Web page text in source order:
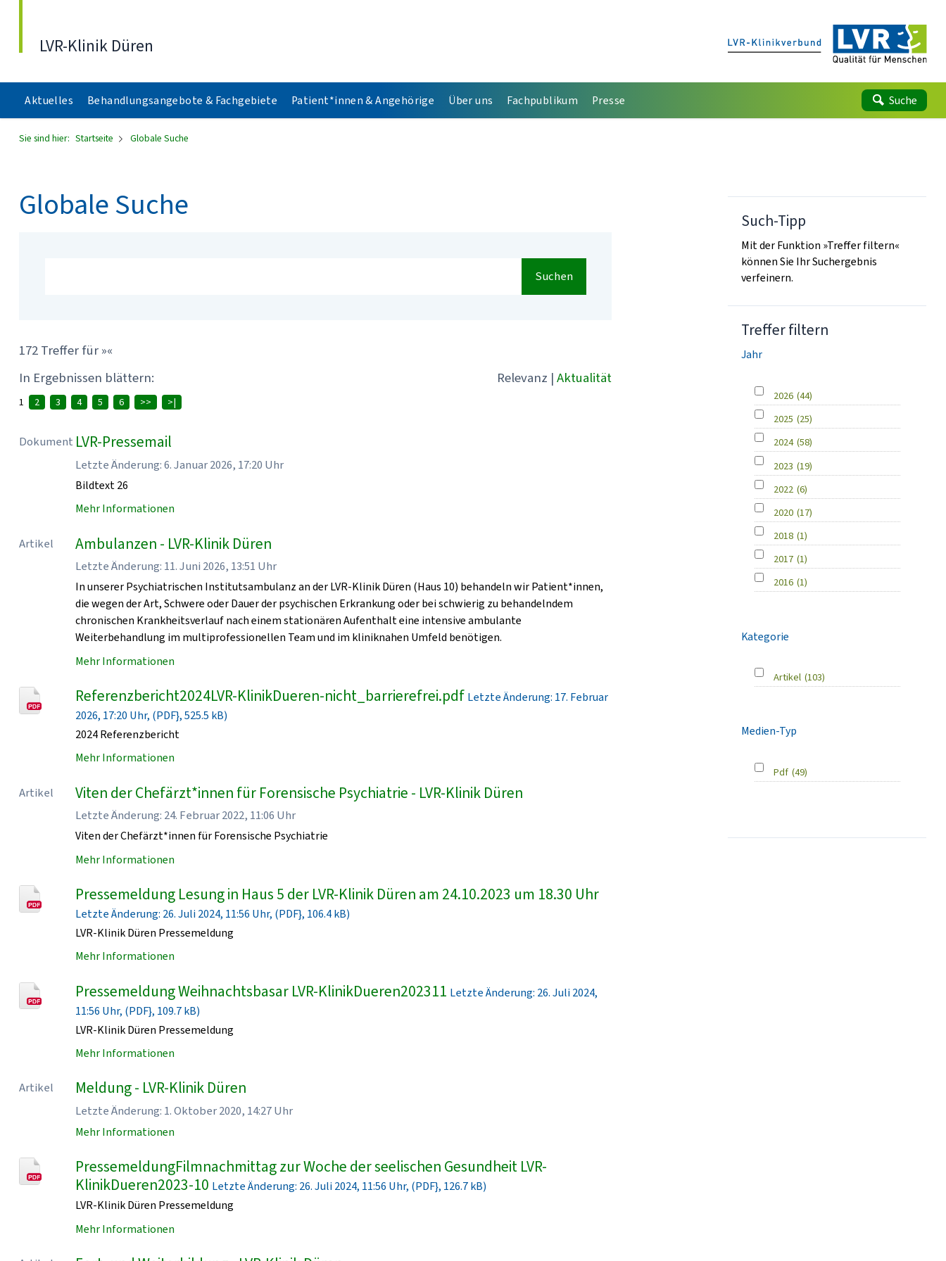
LVR-Klinik Düren
Aktuelles Behandlungsangebote & Fachgebiete Patient*innen & Angehörige Über uns Fachpublikum Presse Suche
Sie sind hier: Startseite Globale Suche
Globale Suche
Suchen
172 Treffer für »«
In Ergebnissen blättern:
Relevanz | Aktualität
1 2 3 4 5 6 >> >|
Dokument LVR-Pressemail
Letzte Änderung: 6. Januar 2026, 17:20 Uhr
Bildtext 26
Mehr Informationen
Artikel Ambulanzen - LVR-Klinik Düren
Letzte Änderung: 11. Juni 2026, 13:51 Uhr
In unserer Psychiatrischen Institutsambulanz an der LVR-Klinik Düren (Haus 10) behandeln wir Patient*innen,
die wegen der Art, Schwere oder Dauer der psychischen Erkrankung oder bei schwierig zu behandelndem
chronischen Krankheitsverlauf nach einem stationären Aufenthalt eine intensive ambulante
Weiterbehandlung im multiprofessionellen Team und im kliniknahen Umfeld benötigen.
Mehr Informationen
Referenzbericht2024LVR-KlinikDueren-nicht_barrierefrei.pdf Letzte Änderung: 17. Februar
2026, 17:20 Uhr, (PDF}, 525.5 kB)
2024 Referenzbericht
Mehr Informationen
Artikel Viten der Chefärzt*innen für Forensische Psychiatrie - LVR-Klinik Düren
Letzte Änderung: 24. Februar 2022, 11:06 Uhr
Viten der Chefärzt*innen für Forensische Psychiatrie
Mehr Informationen
Pressemeldung Lesung in Haus 5 der LVR-Klinik Düren am 24.10.2023 um 18.30 Uhr
Letzte Änderung: 26. Juli 2024, 11:56 Uhr, (PDF}, 106.4 kB)
LVR-Klinik Düren Pressemeldung
Mehr Informationen
Pressemeldung Weihnachtsbasar LVR-KlinikDueren202311 Letzte Änderung: 26. Juli 2024,
11:56 Uhr, (PDF}, 109.7 kB)
LVR-Klinik Düren Pressemeldung
Mehr Informationen
Artikel Meldung - LVR-Klinik Düren
Letzte Änderung: 1. Oktober 2020, 14:27 Uhr
Mehr Informationen
PressemeldungFilmnachmittag zur Woche der seelischen Gesundheit LVR-
KlinikDueren2023-10 Letzte Änderung: 26. Juli 2024, 11:56 Uhr, (PDF}, 126.7 kB)
LVR-Klinik Düren Pressemeldung
Mehr Informationen
Such-Tipp
Mit der Funktion »Treffer filtern«
können Sie Ihr Suchergebnis
verfeinern.
Treffer filtern
Jahr
2026 (44)
2025 (25)
2024 (58)
2023 (19)
2022 (6)
2020 (17)
2018 (1)
2017 (1)
2016 (1)
Kategorie
Artikel (103)
Medien-Typ
Pdf (49)